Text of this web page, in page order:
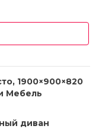
1900×900×820
Мебель
диван